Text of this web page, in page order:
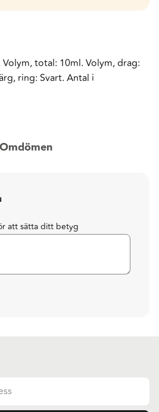
total: 10ml. Volym, drag:
ring: Svart. Antal i
Omdömen
att sätta ditt betyg